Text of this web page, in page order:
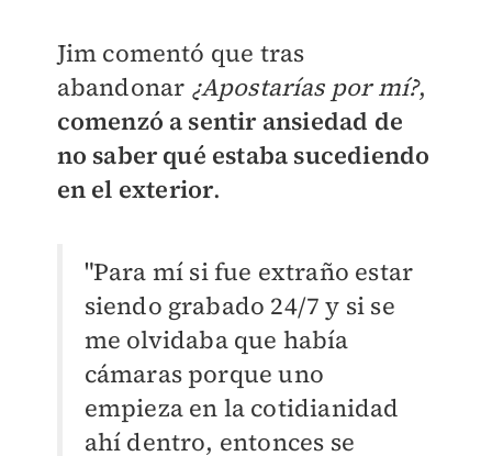
Jim comentó que tras
abandonar ¿Apostarías por mí?,
comenzó a sentir ansiedad de
no saber qué estaba sucediendo
en el exterior.
"Para mí si fue extraño estar
siendo grabado 24/7 y si se
me olvidaba que había
cámaras porque uno
empieza en la cotidianidad
ahí dentro, entonces se